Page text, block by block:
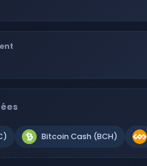
Bitcoin Cash (BCH)